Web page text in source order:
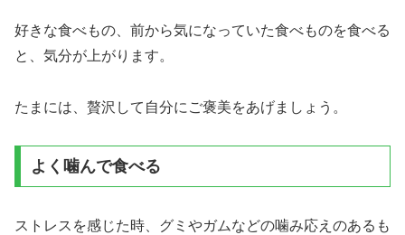
好きな食べもの、前から気になっていた食べものを食べる
と、気分が上がります。
たまには、贅沢して自分にご褒美をあげましょう。
よく噛んで食べる
ストレスを感じた時、グミやガムなどの噛み応えのあるも